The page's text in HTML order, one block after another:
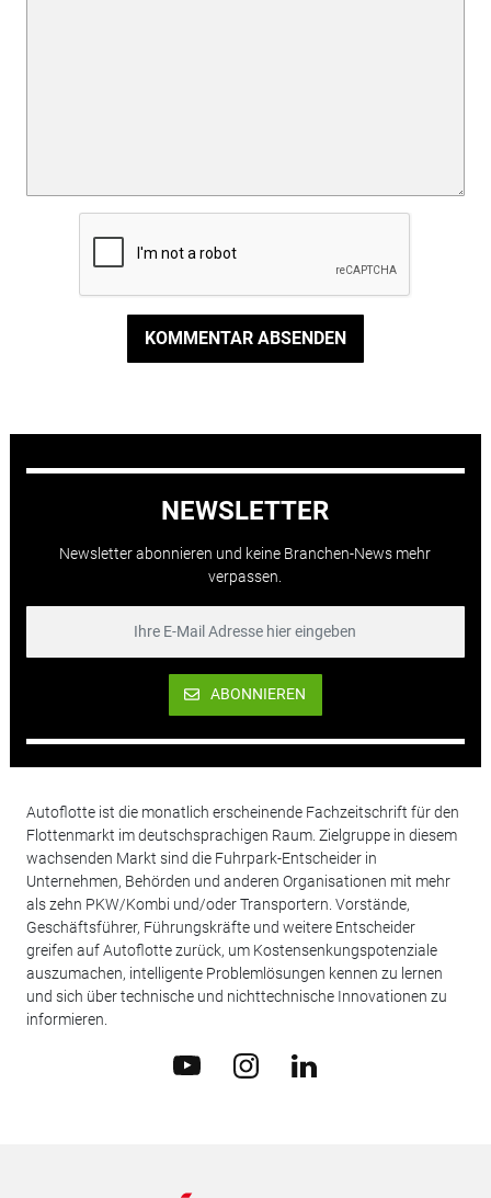
KOMMENTAR ABSENDEN
NEWSLETTER
Newsletter abonnieren und keine Branchen-News mehr
verpassen.
ABONNIEREN
Autoflotte ist die monatlich erscheinende Fachzeitschrift für den
Flottenmarkt im deutschsprachigen Raum. Zielgruppe in diesem
wachsenden Markt sind die Fuhrpark-Entscheider in
Unternehmen, Behörden und anderen Organisationen mit mehr
als zehn PKW/Kombi und/oder Transportern. Vorstände,
Geschäftsführer, Führungskräfte und weitere Entscheider
greifen auf Autoflotte zurück, um Kostensenkungspotenziale
auszumachen, intelligente Problemlösungen kennen zu lernen
und sich über technische und nichttechnische Innovationen zu
informieren.